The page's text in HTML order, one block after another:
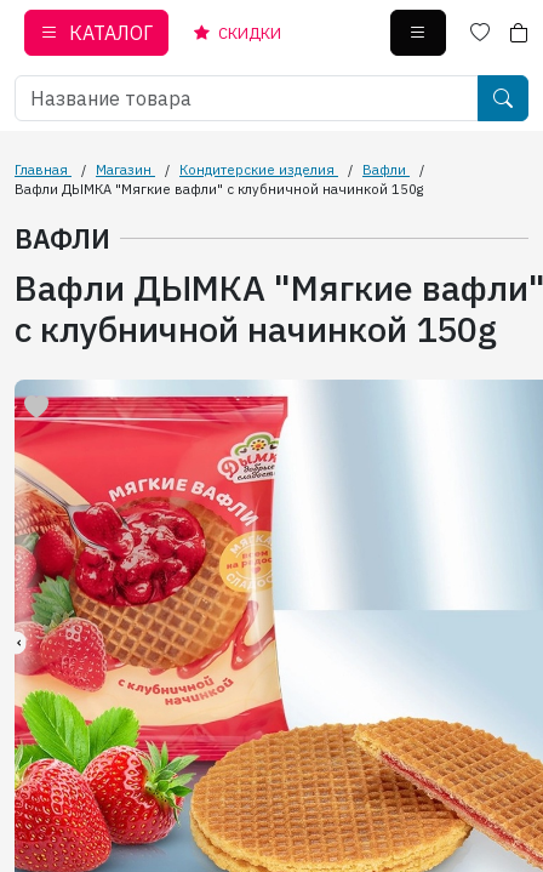
КАТАЛОГ СКИДКИ
Главная / Магазин / Кондитерские изделия / Вафли
/
Вафли ДЫМКА "Мягкие вафли" с клубничной начинкой 150g
ВАФЛИ
Вафли ДЫМКА "Мягкие
с клубничной начинкой 150g